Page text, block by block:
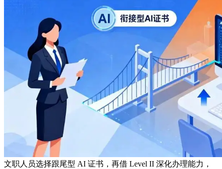
文职人员选择跟尾型 AI 证书，再借 Level II 深化办理能力，